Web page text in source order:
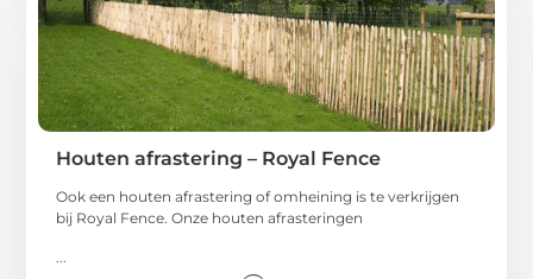
Houten afrastering – Royal Fence
Ook een houten afrastering of omheining is te verkrijgen
bij Royal Fence. Onze houten afrasteringen